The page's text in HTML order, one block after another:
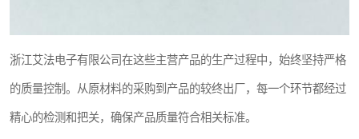
浙江艾法电子有限公司在这些主营产品的生产过程中，始终坚持严格
的质量控制。从原材料的采购到产品的较终出厂，每一个环节都经过
精心的检测和把关，确保产品质量符合相关标准。